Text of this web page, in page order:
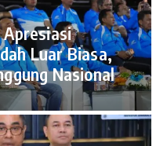
Apresiasi
Luar Biasa,
Nasional